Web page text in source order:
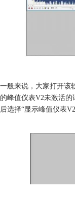
一般来说，大家打开该
的峰值仪表V2未激活
后选择“显示峰值仪表